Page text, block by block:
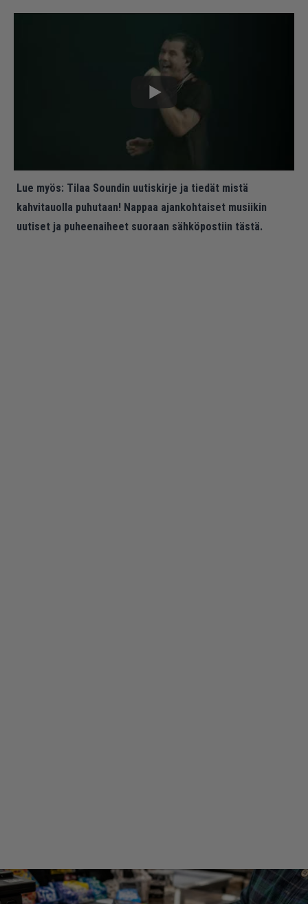
Lue myös: Tilaa Soundin uutiskirje ja tiedät mistä
kahvitauolla puhutaan! Nappaa ajankohtaiset musiikin
uutiset ja puheenaiheet suoraan sähköpostiin tästä.